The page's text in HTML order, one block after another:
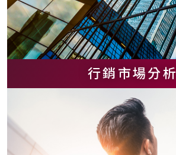
行銷市場分析